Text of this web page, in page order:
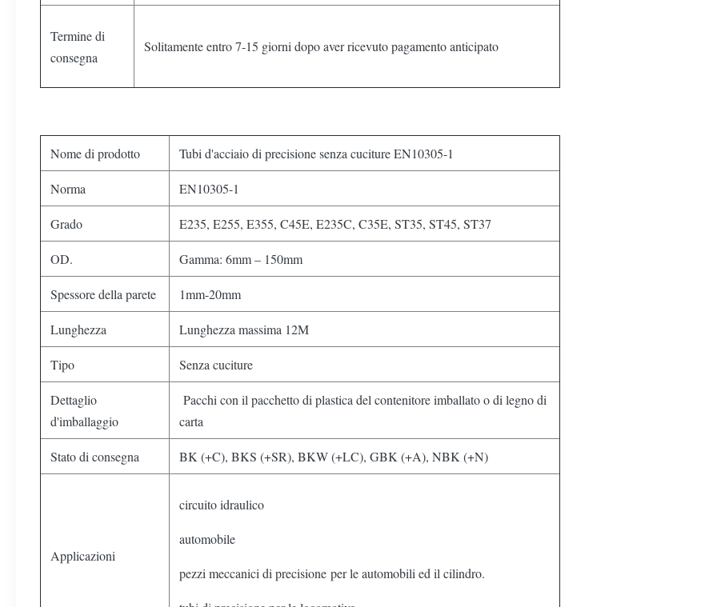
Termine di
consegna
Solitamente entro 7-15 giorni dopo aver ricevuto pagamento anticipato
Nome di prodotto Tubi d'acciaio di precisione senza cuciture EN10305-1
Norma EN10305-1
Grado E235, E255, E355, C45E, E235C, C35E, ST35, ST45, ST37
OD. Gamma: 6mm – 150mm
Spessore della parete 1mm-20mm
Lunghezza Lunghezza massima 12M
Tipo Senza cuciture
Dettaglio
d'imballaggio
Pacchi con il pacchetto di plastica del contenitore imballato o di legno di
carta
Stato di consegna BK (+C), BKS (+SR), BKW (+LC), GBK (+A), NBK (+N)
Applicazioni
circuito idraulico
automobile
pezzi meccanici di precisione per le automobili ed il cilindro.